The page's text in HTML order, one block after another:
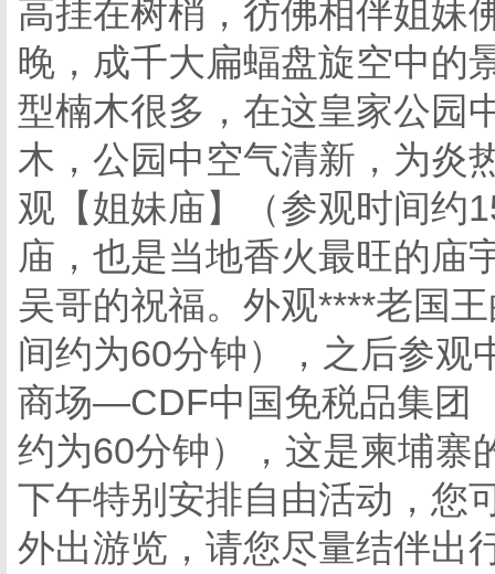
高挂在树梢，彷佛相伴姐妹
晚，成千大扁蝠盘旋空中的
型楠木很多，在这皇家公园
木，公园中空气清新，为炎
观【姐妹庙】（参观时间约
庙，也是当地香火最旺的庙
吴哥的祝福。外观****老国
间约为60分钟），之后参观
商场—CDF中国免税品集团
约为60分钟），这是柬埔寨
下午特别安排自由活动，您
外出游览，请您尽量结伴出